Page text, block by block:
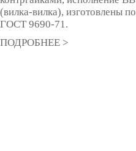
(вилка-вилка), изготовлены по
ГОСТ 9690-71.
ПОДРОБНЕЕ >